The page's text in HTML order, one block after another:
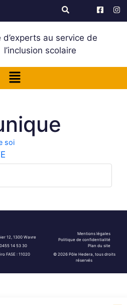
d’experts au service de
l’inclusion scolaire
soi
12, 1300 Wavre
14 53 30
FASE : 11020
Mentions légales
Politique de confidentialité
Plan du site
© 2026 Pôle Hedera, tous droits
réservés